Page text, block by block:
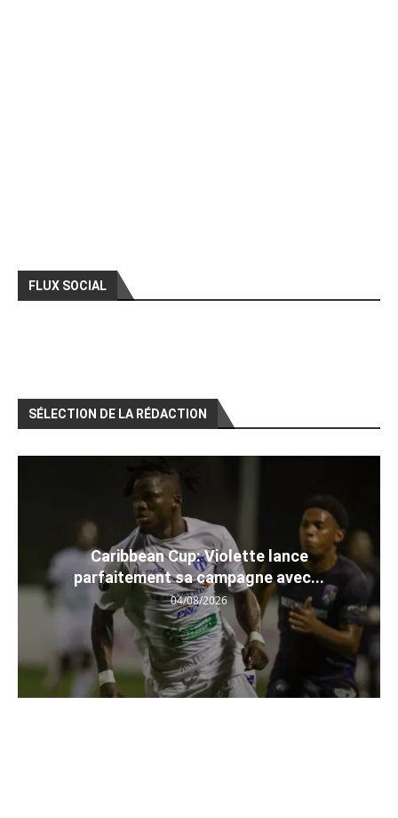
FLUX SOCIAL
SÉLECTION DE LA RÉDACTION
Caribbean Cup: Violette lance
parfaitement sa campagne avec...
04/08/2026